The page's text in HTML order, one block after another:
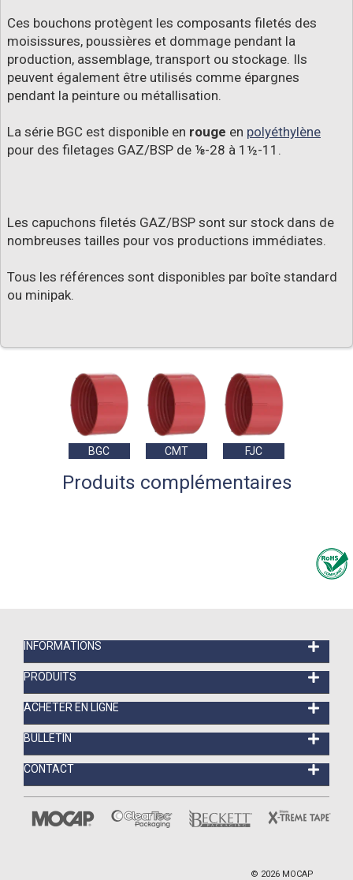
Ces bouchons protègent les composants filetés des
moisissures, poussières et dommage pendant la
production, assemblage, transport ou stockage. Ils
peuvent également être utilisés comme épargnes
pendant la peinture ou métallisation.
La série BGC est disponible en rouge en polyéthylène
pour des filetages GAZ/BSP de ⅛-28 à 1½-11.
Les capuchons filetés GAZ/BSP sont sur stock dans de
nombreuses tailles pour vos productions immédiates.
Tous les références sont disponibles par boîte standard
ou minipak.
BGC CMT FJC
Produits complémentaires
INFORMATIONS
PRODUITS
ACHETER EN LIGNE
BULLETIN
CONTACT
© 2026 MOCAP